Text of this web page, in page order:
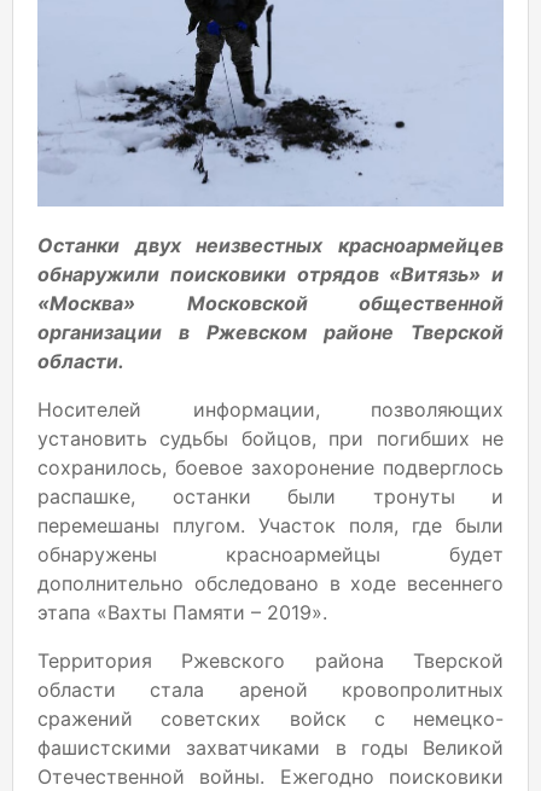
Останки двух неизвестных красноармейцев
обнаружили поисковики отрядов «Витязь» и
«Москва» Московской общественной
организации в Ржевском районе Тверской
области.
Носителей информации, позволяющих
установить судьбы бойцов, при погибших не
сохранилось, боевое захоронение подверглось
распашке, останки были тронуты и
перемешаны плугом. Участок поля, где были
обнаружены красноармейцы будет
дополнительно обследовано в ходе весеннего
этапа «Вахты Памяти – 2019».
Территория Ржевского района Тверской
области стала ареной кровопролитных
сражений советских войск с немецко-
фашистскими захватчиками в годы Великой
Отечественной войны. Ежегодно поисковики